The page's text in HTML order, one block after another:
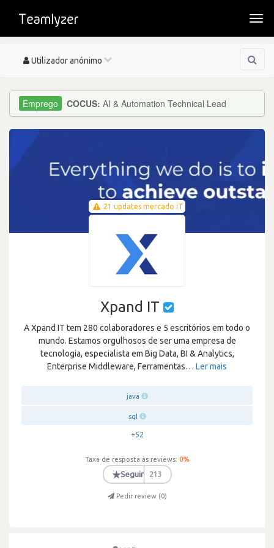
Toggle
Utilizador anónimo
COCUS: AI & Automation Technical Lead
21 updates mercado IT
Xpand IT
A Xpand IT tem 280 colaboradores e 5 escritórios em todo o
mundo. Estamos orgulhosos de ser uma empresa de
tecnologia, especialista em Big Data, BI & Analytics,
Enterprise Middleware, Ferramentas… Ler mais
java
sql
+52
Taxa de resposta às reviews: 0%
★Seguir 213
Pedir review (0)